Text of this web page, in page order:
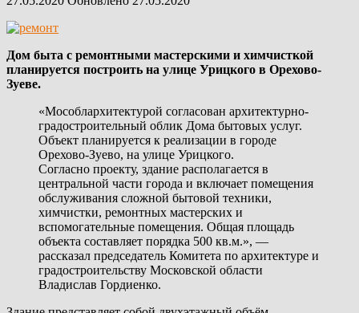
Дом быта с ремонтными мастерскими и химчисткой
планируется построить на улице Урицкого в Орехово-
Зуеве.
«Мособлархитектурой согласован архитектурно-
градостроительный облик Дома бытовых услуг.
Объект планируется к реализации в городе
Орехово-Зуево, на улице Урицкого.
Согласно проекту, здание располагается в
центральной части города и включает помещения
обслуживания сложной бытовой техники,
химчистки, ремонтных мастерских и
вспомогательные помещения. Общая площадь
объекта составляет порядка 500 кв.м.», —
рассказал председатель Комитета по архитектуре и
градостроительству Московской области
Владислав Гордиенко.